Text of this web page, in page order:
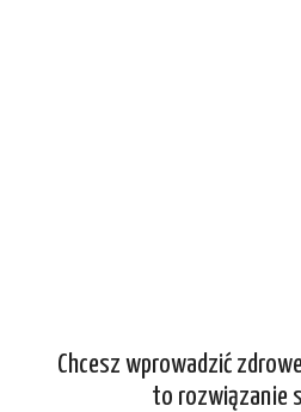
Chcesz wprowadzić
to rozwiązanie